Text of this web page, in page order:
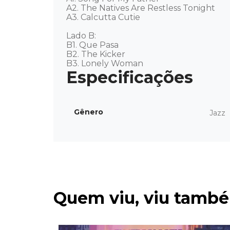
A2. The Natives Are Restless Tonight
A3. Calcutta Cutie
Lado B:
B1. Que Pasa
B2. The Kicker
B3. Lonely Woman
Gênero Jazz
Quem viu, viu